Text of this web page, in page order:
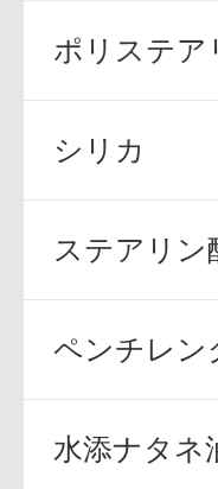
ポリステア
シリカ
ステアリ
ペンチレン
水添ナタネ